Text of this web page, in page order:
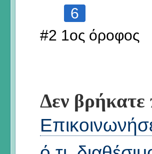
6
#2 1ος όροφος
Δεν βρήκατε